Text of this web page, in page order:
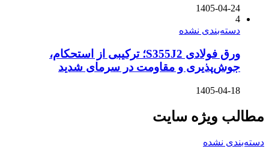
1405-04-24
4
دسته‌بندی نشده
ورق فولادی S355J2؛ ترکیبی از استحکام،
جوش‌پذیری و مقاومت در سرمای شدید
1405-04-18
مطالب ویژه سایت
دسته‌بندی نشده